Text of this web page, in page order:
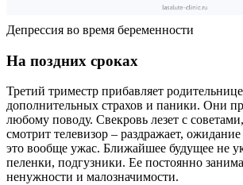
Депрессия во время беременности
На поздних сроках
Третий триместр прибавляет
дополнительных страхов и паники. Они
любому поводу. Свекровь лезет с
смотрит телевизор – раздражает,
это вообще ужас. Ближайшее будущее не
пеленки, подгузники. Ее постоянно
ненужности и малозначимости.